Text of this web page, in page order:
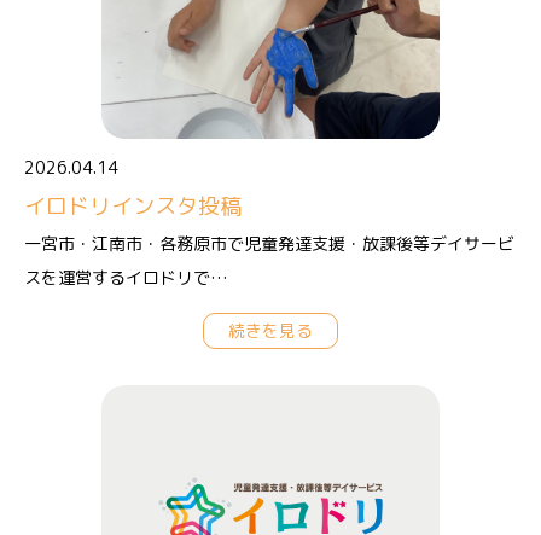
2026.04.14
イロドリインスタ投稿
一宮市・江南市・各務原市で児童発達支援・放課後等デイサービ
スを運営するイロドリで…
続きを見る